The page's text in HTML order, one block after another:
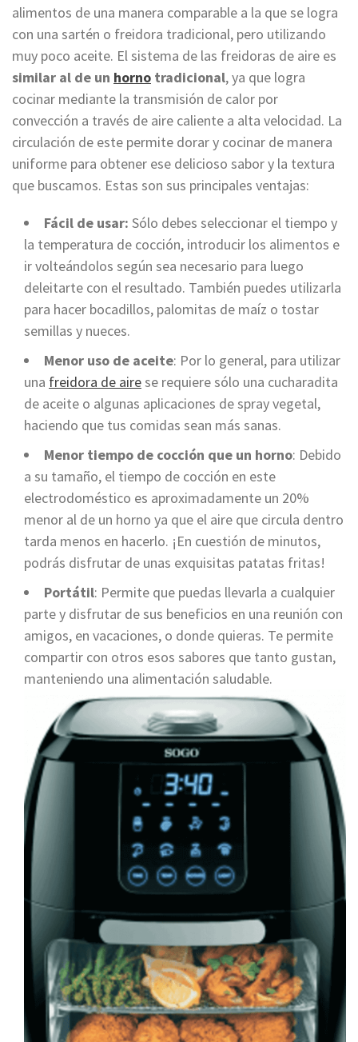
alimentos de una manera comparable a la que se logra
con una sartén o freidora tradicional, pero utilizando
muy poco aceite. El sistema de las freidoras de aire es
similar al de un horno tradicional, ya que logra
cocinar mediante la transmisión de calor por
convección a través de aire caliente a alta velocidad. La
circulación de este permite dorar y cocinar de manera
uniforme para obtener ese delicioso sabor y la textura
que buscamos. Estas son sus principales ventajas:
Fácil de usar: Sólo debes seleccionar el tiempo y
la temperatura de cocción, introducir los alimentos e
ir volteándolos según sea necesario para luego
deleitarte con el resultado. También puedes utilizarla
para hacer bocadillos, palomitas de maíz o tostar
semillas y nueces.
Menor uso de aceite: Por lo general, para utilizar
una freidora de airese requiere sólo una cucharadita
de aceite o algunas aplicaciones de spray vegetal,
haciendo que tus comidas sean más sanas.
Menor tiempo de cocción que un horno: Debido
a su tamaño, el tiempo de cocción en este
electrodoméstico es aproximadamente un 20%
menor al de un horno ya que el aire que circula dentro
tarda menos en hacerlo. ¡En cuestión de minutos,
podrás disfrutar de unas exquisitas patatas fritas!
Portátil: Permite que puedas llevarla a cualquier
parte y disfrutar de sus beneficios en una reunión con
amigos, en vacaciones, o donde quieras. Te permite
compartir con otros esos sabores que tanto gustan,
manteniendo una alimentación saludable.